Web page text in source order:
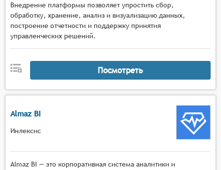
Внедрение платформы позволяет упростить сбор,
обработку, хранение, анализ и визуализацию данных,
построение отчетности и поддержку принятия
управленческих решений.
Посмотреть
Almaz BI
Инлексис
Almaz BI — это корпоративная система аналитики и